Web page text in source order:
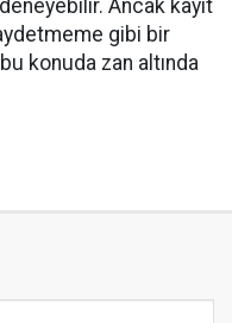
Ancak kayıt
gibi bir
konuda zan altında